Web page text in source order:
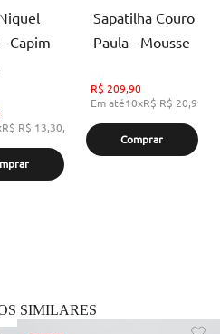
Capim
R$ R$ 13,30, sem juros
Sapatilha Couro
Paula - Mousse
R$ 209,90
Em até10xR$ R$ 20,99
Comprar
SIMILARES